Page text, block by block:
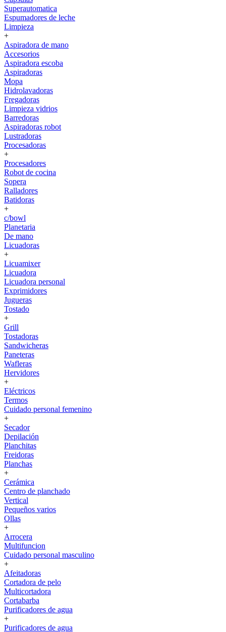
Superautomatica
Espumadores de leche
Limpieza
+
Aspiradora de mano
Accesorios
Aspiradora escoba
Aspiradoras
Mopa
Hidrolavadoras
Fregadoras
Limpieza vidrios
Barredoras
Aspiradoras robot
Lustradoras
Procesadoras
+
Procesadores
Robot de cocina
Sopera
Ralladores
Batidoras
+
c/bowl
Planetaria
De mano
Licuadoras
+
Licuamixer
Licuadora
Licuadora personal
Exprimidores
Jugueras
Tostado
+
Grill
Tostadoras
Sandwicheras
Paneteras
Wafleras
Hervidores
+
Eléctricos
Termos
Cuidado personal femenino
+
Secador
Depilación
Planchitas
Freidoras
Planchas
+
Cerámica
Centro de planchado
Vertical
Pequeños varios
Ollas
+
Arrocera
Multifuncion
Cuidado personal masculino
+
Afeitadoras
Cortadora de pelo
Multicortadora
Cortabarba
Purificadores de agua
+
Purificadores de agua